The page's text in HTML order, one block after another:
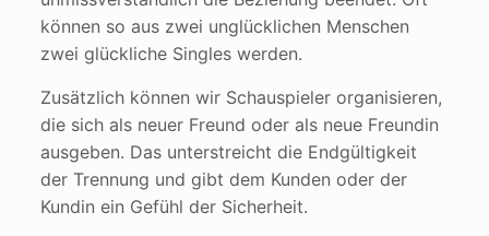
können so aus zwei unglücklichen Menschen
zwei glückliche Singles werden.
Zusätzlich können wir Schauspieler organisieren,
die sich als neuer Freund oder als neue Freundin
ausgeben. Das unterstreicht die Endgültigkeit
der Trennung und gibt dem Kunden oder der
Kundin ein Gefühl der Sicherheit.